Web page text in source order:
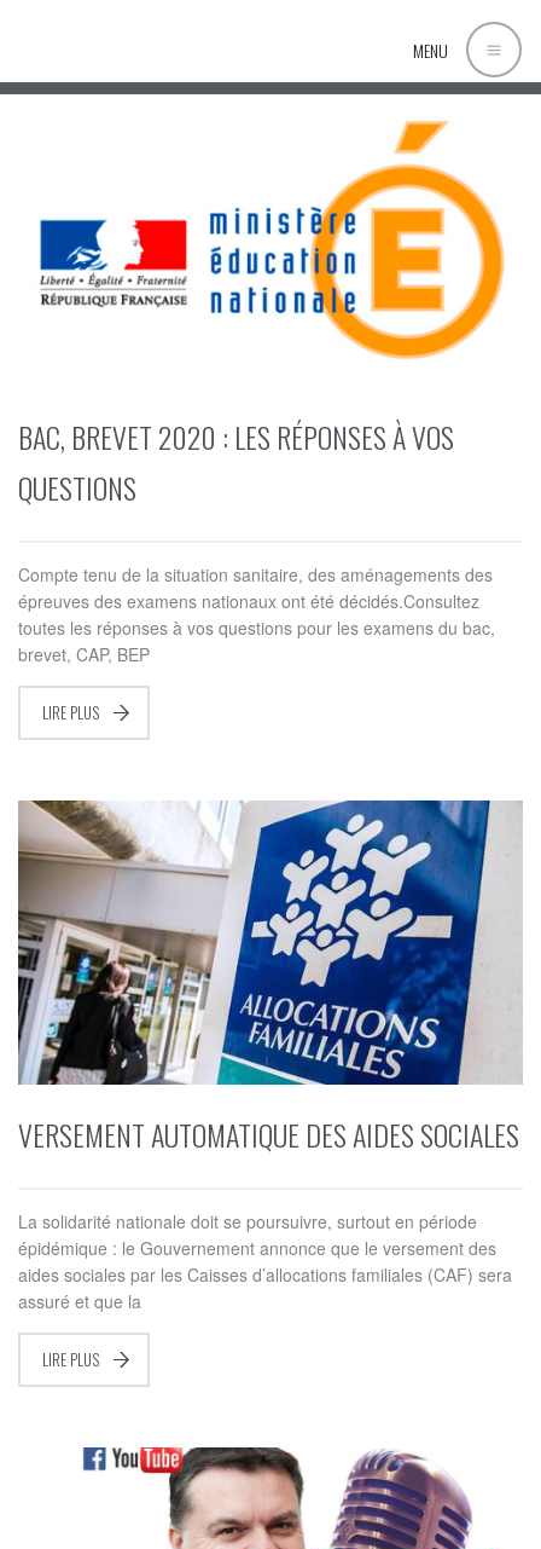
MENU
BAC, BREVET 2020 : LES RÉPONSES À VOS
QUESTIONS
Compte tenu de la situation sanitaire, des aménagements des
épreuves des examens nationaux ont été décidés.Consultez
toutes les réponses à vos questions pour les examens du bac,
brevet, CAP, BEP
LIRE PLUS
VERSEMENT AUTOMATIQUE DES AIDES SOCIALES
La solidarité nationale doit se poursuivre, surtout en période
épidémique : le Gouvernement annonce que le versement des
aides sociales par les Caisses d’allocations familiales (CAF) sera
assuré et que la
LIRE PLUS